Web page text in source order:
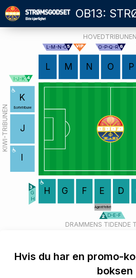
P
O
N
M
L
K
J
I
H G F
Agentfeltet
E D
Bortetribune
KIWI-TRIBUNEN
HOVEDTRIBUNEN
DRAMMENS TIDENDE
L-M-N-O O-P-Q-R
I-J-K
D-E-F
G
H
Hvis du har en promo-
boksen